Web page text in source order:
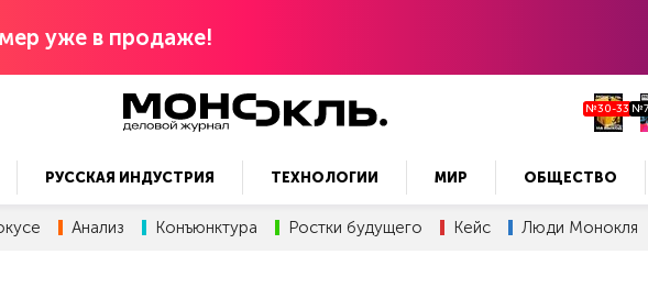
уже в продаже!
№30-33 №7
РУССКАЯ ИНДУСТРИЯ ТЕХНОЛОГИИ МИР ОБЩЕСТВО
Анализ Конъюнктура Ростки будущего Кейс Люди Монокля